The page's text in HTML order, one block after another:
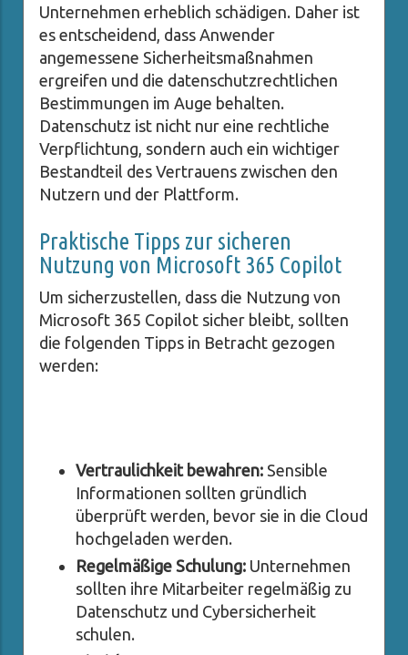
Unternehmen erheblich schädigen. Daher ist
es entscheidend, dass Anwender
angemessene Sicherheitsmaßnahmen
ergreifen und die datenschutzrechtlichen
Bestimmungen im Auge behalten.
Datenschutz ist nicht nur eine rechtliche
Verpflichtung, sondern auch ein wichtiger
Bestandteil des Vertrauens zwischen den
Nutzern und der Plattform.
Praktische Tipps zur sicheren
Nutzung von Microsoft 365 Copilot
Um sicherzustellen, dass die Nutzung von
Microsoft 365 Copilot sicher bleibt, sollten
die folgenden Tipps in Betracht gezogen
werden:
Vertraulichkeit bewahren: Sensible
Informationen sollten gründlich
überprüft werden, bevor sie in die Cloud
hochgeladen werden.
Regelmäßige Schulung: Unternehmen
sollten ihre Mitarbeiter regelmäßig zu
Datenschutz und Cybersicherheit
schulen.